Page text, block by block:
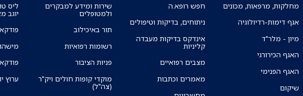
מחלקות, מרפאות, מכונים
אגף דימות-רדיולוגיה
מיון - מלר"ד
האגף הכירורגי
האגף הפנימי
שיקום
חפש רופא.ה
ניתוחים, בדיקות וטיפולים
אינדקס בדיקות מעבדה
קליניות
מצבים רפואיים
מאמרים וכתבות
שירות ומידע למבקרים
ולמטופלים
תור באיכילוב
רשומות רפואיות
פניות הציבור
מוקדי קופות חולים ויק"ר
(צה"ל)
ליס
יוגב
ערוץ